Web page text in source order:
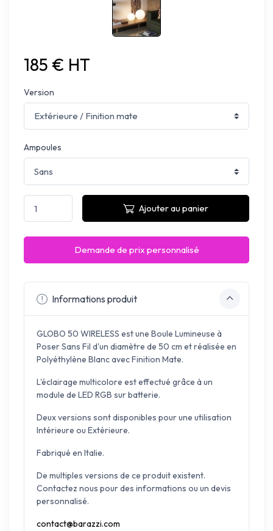
185 € HT
Version
Ampoules
Ajouter au panier
Demande de prix personnalisé
Informations produit
GLOBO 50 WIRELESS est une Boule Lumineuse à
Poser Sans Fil d'un diamètre de 50 cm et réalisée en
Polyéthylène Blanc avec Finition Mate.
L'éclairage multicolore est effectué grâce à un
module de LED RGB sur batterie.
Deux versions sont disponibles pour une utilisation
Intérieure ou Extérieure.
Fabriqué en Italie.
De multiples versions de ce produit existent.
Contactez nous pour des informations ou un devis
personnalisé.
contact@barazzi.com